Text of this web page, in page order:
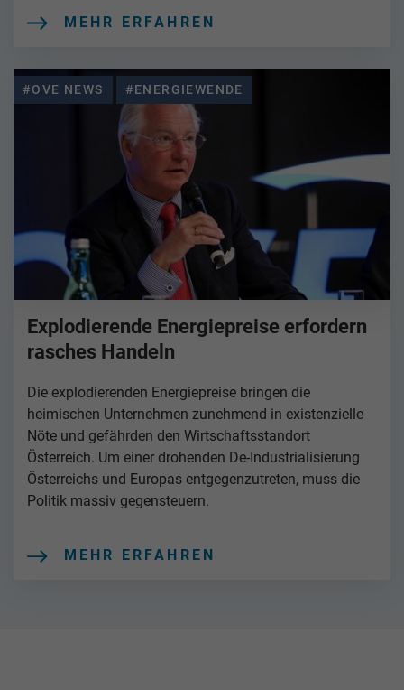
MEHR ERFAHREN
#OVE NEWS #ENERGIEWENDE
Explodierende Energiepreise erfordern
rasches Handeln
Die explodierenden Energiepreise bringen die
heimischen Unternehmen zunehmend in existenzielle
Nöte und gefährden den Wirtschaftsstandort
Österreich. Um einer drohenden De-Industrialisierung
Österreichs und Europas entgegenzutreten, muss die
Politik massiv gegensteuern.
MEHR ERFAHREN